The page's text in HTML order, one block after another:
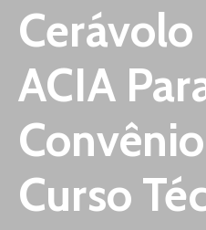
Serviços
Campanhas
Convênios
Benefícios
Fórum
Desenvolve
Cerávolo
ACIA
Curso